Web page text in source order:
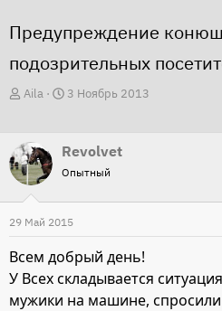
Предупреждение
подозрительных
А
о
р
т
е
ы
Aila
Д
а
н
а
ч
л
а
3 Ноябрь 2013
Revolvet
Опытный
29 Май 2015
Всем добрый день!
У Всех складывается
мужики на машине, спросили